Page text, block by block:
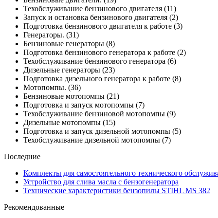
Техобслуживание бензинового двигателя (11)
Запуск и остановка бензинового двигателя (2)
Подготовка бензинового двигателя к работе (3)
Генераторы. (31)
Бензиновые генераторы (8)
Подготовка бензинового генератора к работе (2)
Техобслуживание бензинового генератора (6)
Дизельные генераторы (23)
Подготовка дизельного генератора к работе (8)
Мотопомпы. (36)
Бензиновые мотопомпы (21)
Подготовка и запуск мотопомпы (7)
Техобслуживание бензиновой мотопомпы (9)
Дизельные мотопомпы (15)
Подготовка и запуск дизельной мотопомпы (5)
Техобслуживание дизельной мотопомпы (7)
Последние
Комплекты для самостоятельного технического
Устройство для слива масла с бензогенератора
Технические характеристики бензопилы STIHL MS 382
Рекомендованные